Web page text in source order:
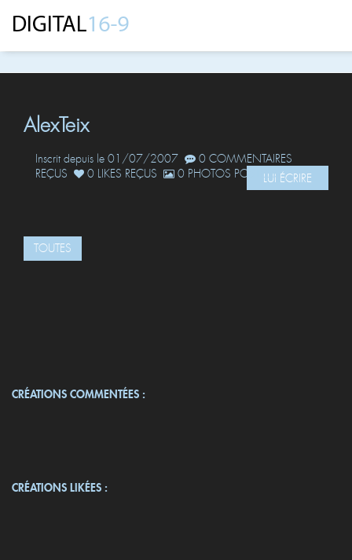
AlexTeix
Inscrit depuis le 01/07/2007
0 COMMENTAIRES
REÇUS
0 LIKES REÇUS 0 PHOTOS POSTÉESLUI ÉCRIRE
TOUTES
CRÉATIONS COMMENTÉES :
CRÉATIONS LIKÉES :